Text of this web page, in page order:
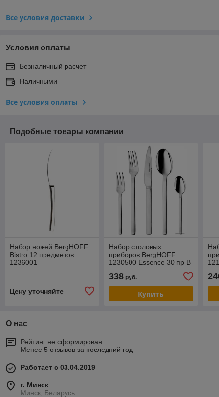
Все условия доставки
Условия оплаты
Безналичный расчет
Наличными
Все условия оплаты
Подобные товары компании
Набор ножей BergHOFF
Bistro 12 предметов
1236001
Цену уточняйте
Набор столовых
приборов BergHOFF
1230500 Essence 30 пр В
цену входит доставка по г
Минску
338руб.
Купить
О нас
Рейтинг не сформирован
Менее 5 отзывов за последний год
Работает с 03.04.2019
г. Минск
Минск, Беларусь